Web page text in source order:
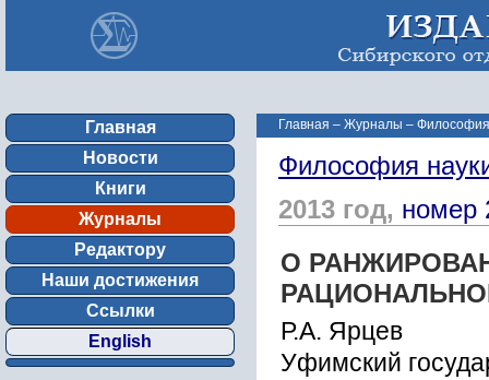
Главная
Новости
Книги
Журналы
Редактору
Наши достижения
Ссылки
English
Главная – Журналы –
Философия
2013 год, номер
О
Р.А. Ярцев
Уфимский